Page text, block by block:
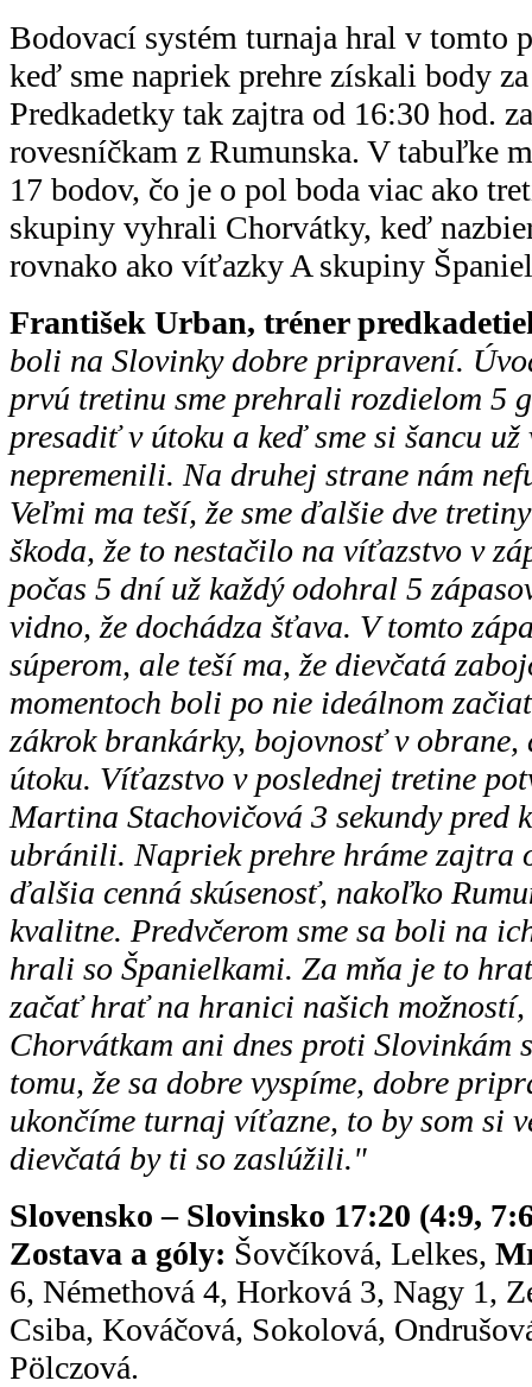
Bodovací systém turnaja hral v tomto
keď sme napriek prehre získali body
Predkadetky tak zajtra od 16:30 hod.
rovesníčkam z Rumunska. V tabuľke
17 bodov, čo je o pol boda viac ako
skupiny vyhrali Chorvátky, keď
rovnako ako víťazky A skupiny
František Urban, tréner
boli na Slovinky dobre pripravení.
prvú tretinu sme prehrali rozdielom 5
presadiť v útoku a keď sme si šancu
nepremenili. Na druhej strane nám
Veľmi ma teší, že sme ďalšie dve
škoda, že to nestačilo na víťazstvo v
počas 5 dní už každý odohral 5
vidno, že dochádza šťava. V tomto
súperom, ale teší ma, že dievčatá
momentoch boli po nie ideálnom
zákrok brankárky, bojovnosť v obrane,
útoku. Víťazstvo v poslednej tretine
Martina Stachovičová 3 sekundy pred
ubránili. Napriek prehre hráme zajtra
ďalšia cenná skúsenosť, nakoľko
kvalitne. Predvčerom sme sa boli na
hrali so Španielkami. Za mňa je to
začať hrať na hranici našich
Chorvátkam ani dnes proti Slovinkám
tomu, že sa dobre vyspíme, dobre
ukončíme turnaj víťazne, to by som si
dievčatá by ti so zaslúžili."
Slovensko – Slovinsko 17:20 (4:9,
Zostava a góly: Šovčíková, Lelkes,
6, Némethová 4, Horková 3, Nagy 1,
Csiba, Kováčová, Sokolová,
Pölczová.